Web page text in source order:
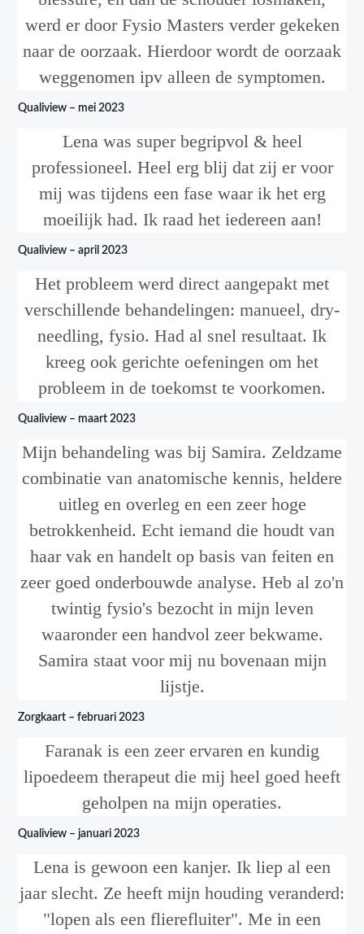
werd er door Fysio Masters verder gekeken
naar de oorzaak. Hierdoor wordt de oorzaak
weggenomen ipv alleen de symptomen.
Qualiview – mei 2023
Lena was super begripvol & heel
professioneel. Heel erg blij dat zij er voor
mij was tijdens een fase waar ik het erg
moeilijk had. Ik raad het iedereen aan!
Qualiview – april 2023
Het probleem werd direct aangepakt met
verschillende behandelingen: manueel, dry-
needling, fysio. Had al snel resultaat. Ik
kreeg ook gerichte oefeningen om het
probleem in de toekomst te voorkomen.
Qualiview – maart 2023
Mijn behandeling was bij Samira. Zeldzame
combinatie van anatomische kennis, heldere
uitleg en overleg en een zeer hoge
betrokkenheid. Echt iemand die houdt van
haar vak en handelt op basis van feiten en
zeer goed onderbouwde analyse. Heb al zo'n
twintig fysio's bezocht in mijn leven
waaronder een handvol zeer bekwame.
Samira staat voor mij nu bovenaan mijn
lijstje.
Zorgkaart – februari 2023
Faranak is een zeer ervaren en kundig
lipoedeem therapeut die mij heel goed heeft
geholpen na mijn operaties.
Qualiview – januari 2023
Lena is gewoon een kanjer. Ik liep al een
jaar slecht. Ze heeft mijn houding veranderd:
"lopen als een flierefluiter". Me in een